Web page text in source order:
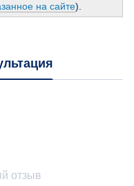
на сайте).
отзыв